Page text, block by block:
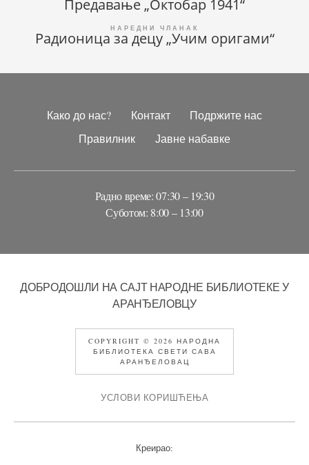
чланка
Предавање „Октобар 1941“
Радионица за децу „Учим оригами“
Како до нас? Контакт
Подржите нас
Правилник
Јавне набавке
Радно време: 07:30 – 19:30
Суботом: 8:00 – 13:00
ДОБРОДОШЛИ НА САЈТ НАРОДНЕ БИБЛИОТЕКЕ У
АРАНЂЕЛОВЦУ
COPYRIGHT © 2026 НАРОДНА
БИБЛИОТЕКА СВЕТИ САВА
АРАНЂЕЛОВАЦ
УСЛОВИ КОРИШЋЕЊА
Креирао: